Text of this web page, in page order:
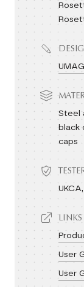
Steel
black
caps
User
User